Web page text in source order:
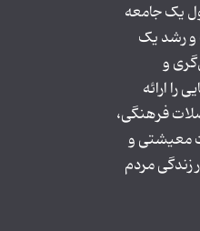
یک جامعه
و رشد یک
و
را ارائه
فرهنگی،
معیشتی و
مردم